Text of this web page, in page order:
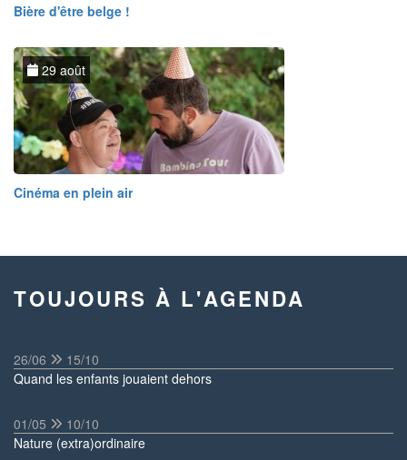
Bière d'être belge !
29 août
Cinéma en plein air
TOUJOURS À L'AGENDA
26/06
15/10
Quand les enfants jouaient dehors
01/05
10/10
Nature (extra)ordinaire